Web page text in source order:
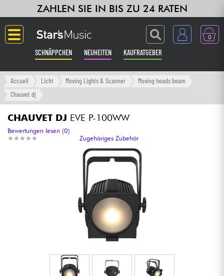
ZAHLEN SIE IN BIS ZU 24 RATEN
0
SCHNÄPPCHEN NEUHEITEN KAUFRATGEBER
Langue
Verstärker & Effekte
Klaviere & Piano
Synths & samplers
Accueil Licht Moving Lights & Scanner
Moving heads beam
Chauvet dj
CHAUVET DJ EVE P-100WW
★ ★ ★ ★ ★
★ ★ ★ ★ ★
Bewertungen lesen (0)
Zugehöriges Zubehör